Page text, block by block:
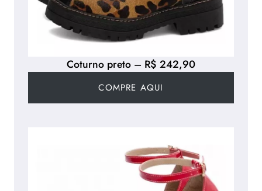
Coturno preto – R$ 242,90
COMPRE AQUI